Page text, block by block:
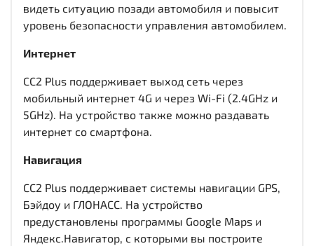
видеть ситуацию позади автомобиля и повысит
уровень безопасности управления автомобилем.
Интернет
CC2 Plus поддерживает выход сеть через
мобильный интернет 4G и через Wi-Fi (2.4GHz и
5GHz). На устройство также можно раздавать
интернет со смартфона.
Навигация
CC2 Plus поддерживает системы навигации GPS,
Бэйдоу и ГЛОНАСС. На устройство
предустановлены программы Google Maps и
Яндекс.Навигатор, с которыми вы построите